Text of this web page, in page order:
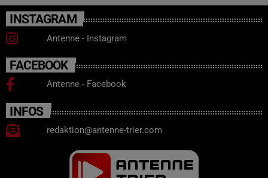
INSTAGRAM
Antenne - Instagram
FACEBOOK
Antenne - Facebook
INFOS
redaktion@antenne-trier.com